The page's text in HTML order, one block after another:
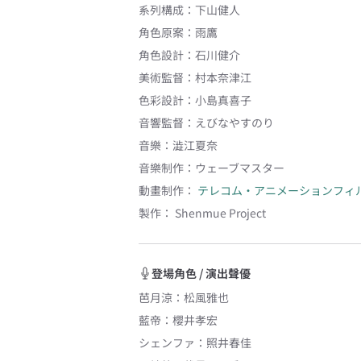
系列構成 ： 下山健人
角色原案 ： 雨鷹
角色設計 ： 石川健介
美術監督 ： 村本奈津江
色彩設計 ： 小島真喜子
音響監督 ： えびなやすのり
音樂 ： 澁江夏奈
音樂制作 ： ウェーブマスター
動畫制作： テレコム・アニメーションフィ
製作： Shenmue Project
登場角色 / 演出聲優
芭月涼 ： 松風雅也
藍帝 ： 櫻井孝宏
シェンファ ： 照井春佳